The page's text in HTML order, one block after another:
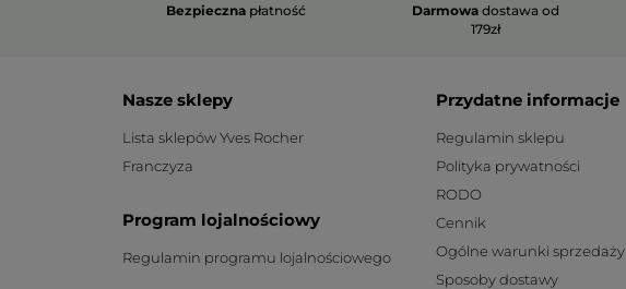
Bezpieczna płatność Darmowa dostawa od
179zł
Nasze sklepy
Lista sklepów Yves Rocher
Franczyza
Program lojalnościowy
Regulamin programu lojalnościowego
Przydatne informacje
Regulamin sklepu
Polityka prywatności
RODO
Cennik
Ogólne warunki sprzedaży
Sposoby dostawy